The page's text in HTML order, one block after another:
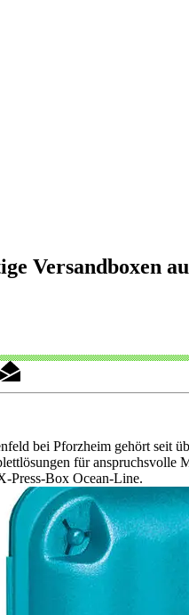
Versandboxen
bei Pforzheim gehört seit
für
Press-Box Ocean-Line.